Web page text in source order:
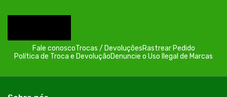
Fale conoscoTrocas / DevoluçõesRastrear Pedido
Política de Troca e DevoluçãoDenuncie o Uso Ilegal de Marcas